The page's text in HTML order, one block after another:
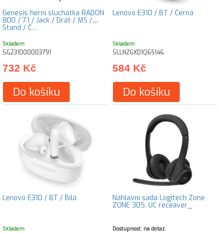
Genesis herní sluchátka RADON
800 / 7.1 / Jack / Drát / MS /
Stand / Č…
Skladem
SG231000003791
732 Kč
Do košíku
Lenovo E310 / BT / Černá
Skladem
SLLNZGXD1Q65146
584 Kč
Do košíku
Lenovo E310 / BT / Bílá
Skladem
Náhlavní sada Logitech Zone
ZONE 305, UC receaver_
Dostupnost: na dotaz